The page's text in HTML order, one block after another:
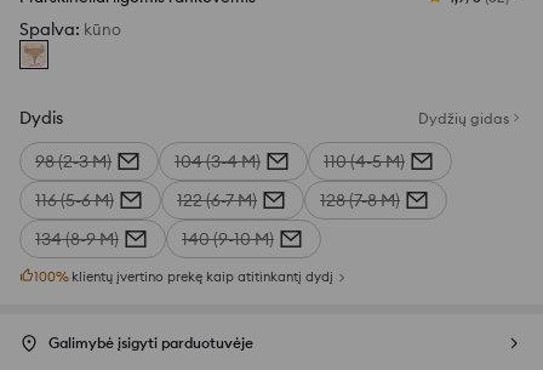
Spalva: kūno
Dydis Dydžių gidas
98 (2-3 M) 104 (3-4 M)
110 (4-5 M)
116 (5-6 M)
122 (6-7 M)
128 (7-8 M)
134 (8-9 M)
140 (9-10 M)
100% klientų įvertino prekę kaip atitinkantį dydį
Galimybė įsigyti parduotuvėje